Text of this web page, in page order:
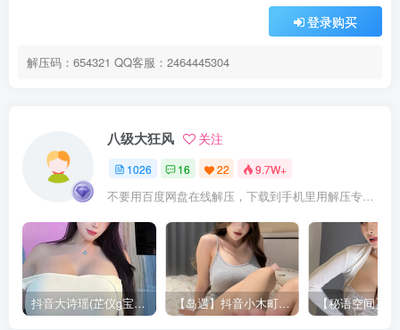
登录购买
解压码：654321 QQ客服：2464445304
八级大狂风 关注
1026 16 22 9.7W+
不要用百度网盘在线解压，下载到手机里用解压专家APP解压，站内置顶文章有解压教程
抖音大诗瑶(芷仪g宝)视频资源合集下载 [12G] 【岛遇】抖音小木町合集【15P 20V】